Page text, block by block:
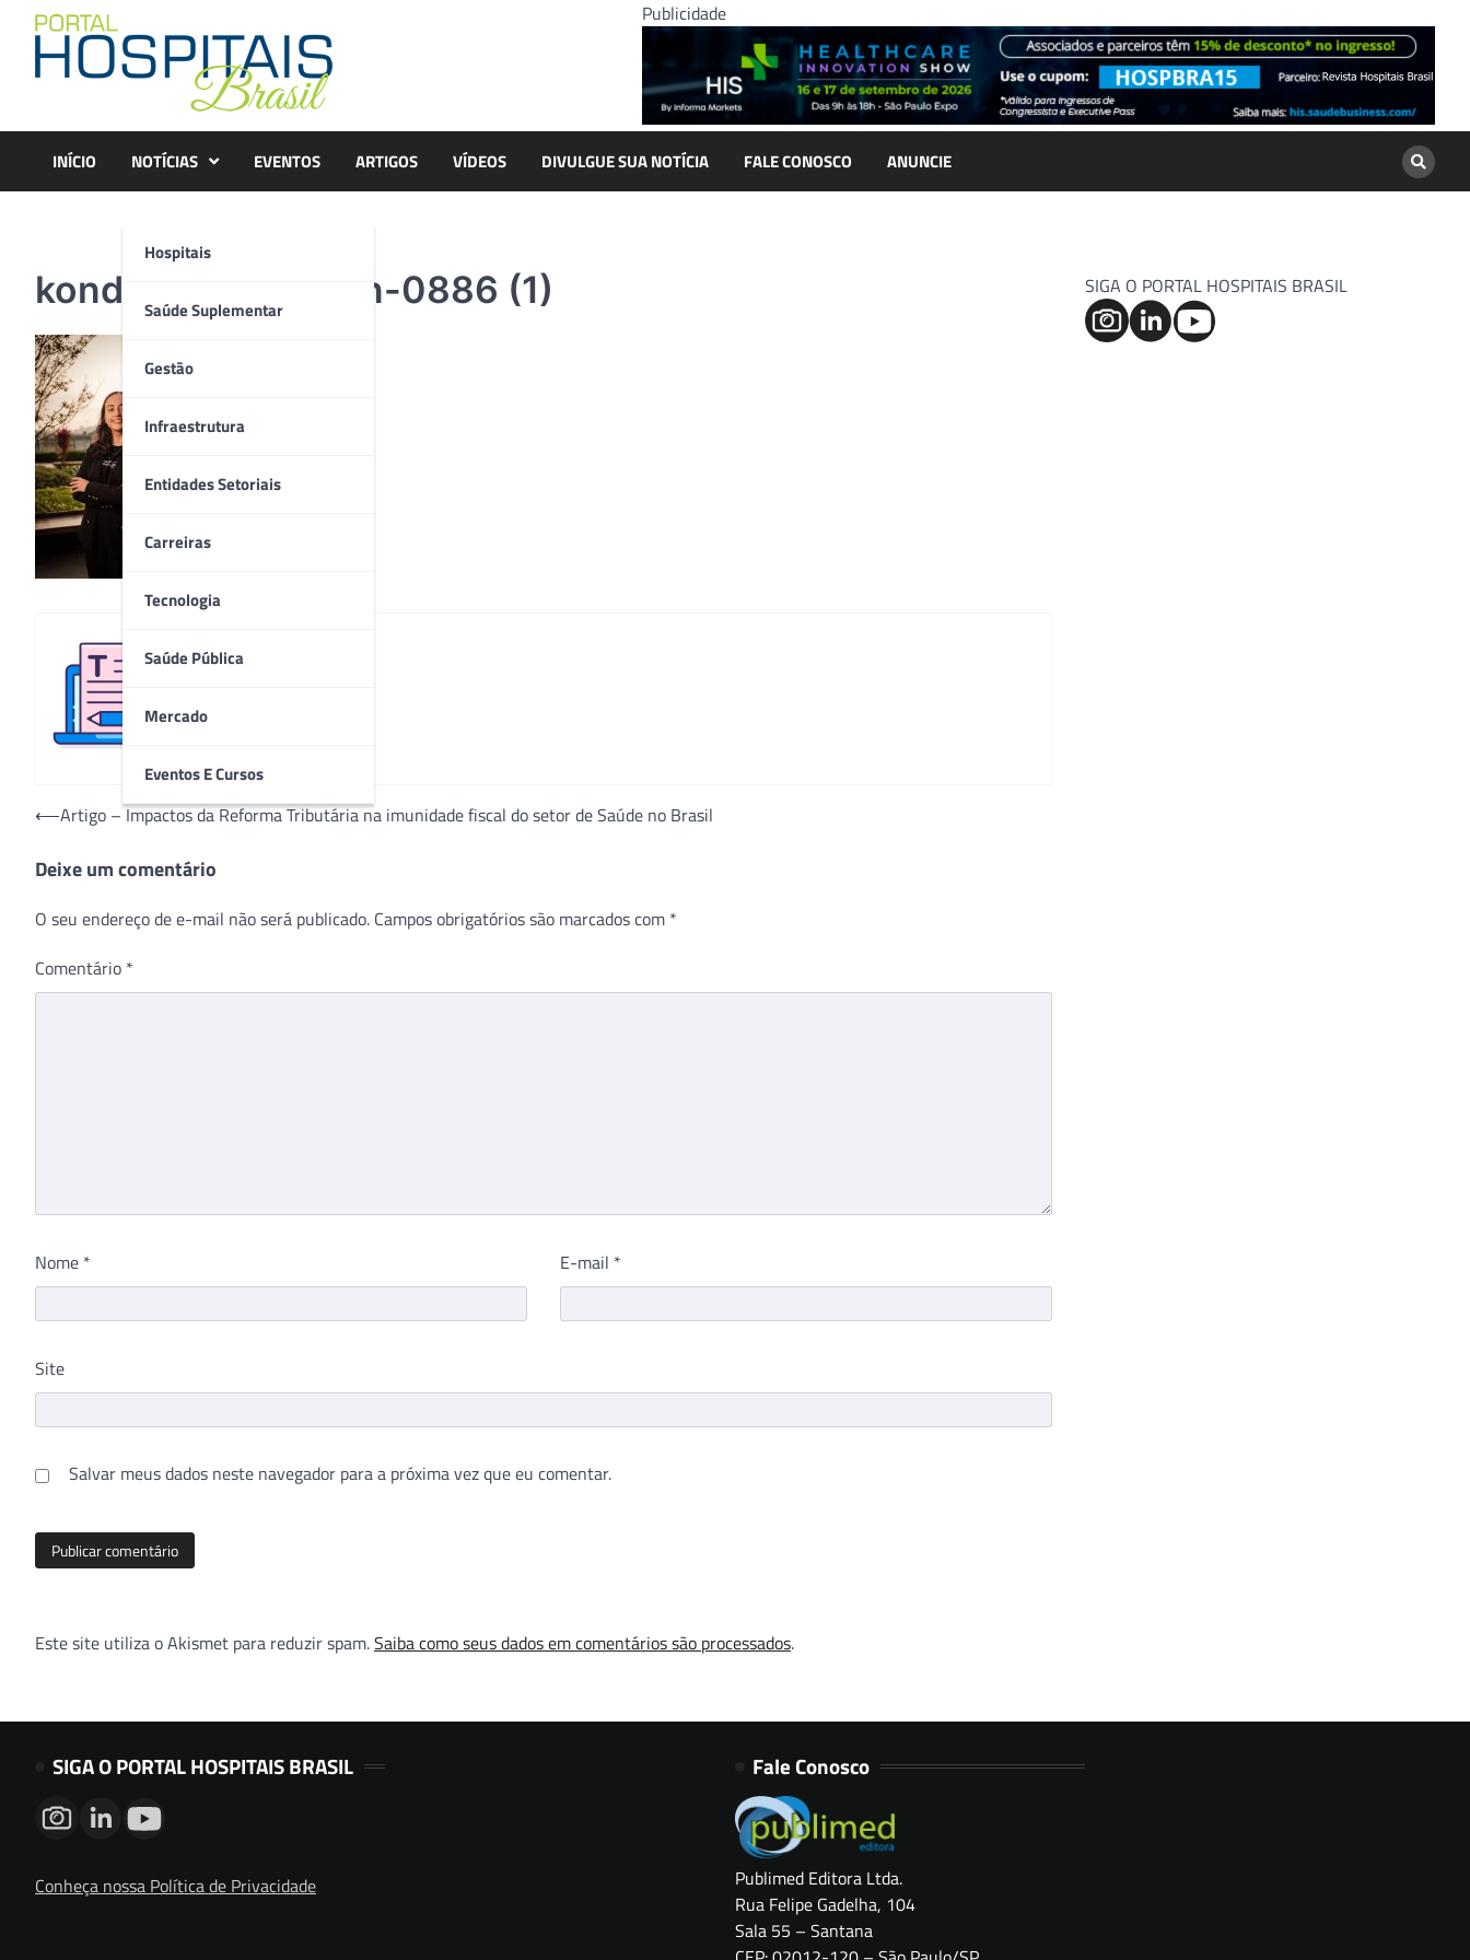
content
Publicidade
INÍCIO NOTÍCIAS
Hospitais
Saúde Suplementar
Gestão
Infraestrutura
Entidades Setoriais
Carreiras
Tecnologia
Saúde Pública
Mercado
Eventos E Cursos
EVENTOS ARTIGOS VÍDEOS DIVULGUE SUA NOTÍCIA FALE CONOSCO ANUNCIE
konder.bornhausen-0886 (1)
Navegação
Post
⟵Artigo – Impactos da Reforma Tributária na imunidade fiscal do setor de Saúde no Brasil
Deixe um comentário
O seu endereço de e-mail não será publicado. Campos obrigatórios são marcados com *
Comentário *
Nome * E-mail *
Site
Salvar meus dados neste navegador para a próxima vez que eu comentar.
Este site utiliza o Akismet para reduzir spam.Saiba como seus dados em comentários são processados.
SIGA O PORTAL HOSPITAIS BRASIL
SIGA O PORTAL HOSPITAIS BRASIL
Conheça nossa Política de Privacidade
Fale Conosco
Publimed Editora Ltda.
Rua Felipe Gadelha, 104
Sala 55 – Santana